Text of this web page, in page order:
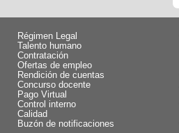
Régimen Legal
Talento humano
Contratación
Ofertas de empleo
Rendición de cuentas
Concurso docente
Pago Virtual
Control interno
Calidad
Buzón de notificaciones